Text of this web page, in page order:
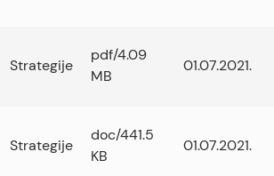
Strategije
pdf/4.09
MB
01.07.2021.
Strategije
doc/441.5
KB
01.07.2021.